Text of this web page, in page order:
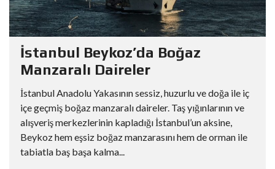
İstanbul Beykoz’da Boğaz
Manzaralı Daireler
İstanbul Anadolu Yakasının sessiz, huzurlu ve doğa ile iç
içe geçmiş boğaz manzaralı daireler. Taş yığınlarının ve
alışveriş merkezlerinin kapladığı İstanbul’un aksine,
Beykoz hem eşsiz boğaz manzarasını hem de orman ile
tabiatla baş başa kalma...